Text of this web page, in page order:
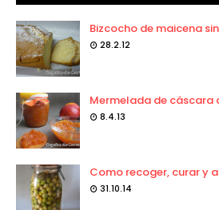
Bizcocho de maicena
28.2.12
Mermelada de cáscara
8.4.13
Como recoger, curar y
31.10.14